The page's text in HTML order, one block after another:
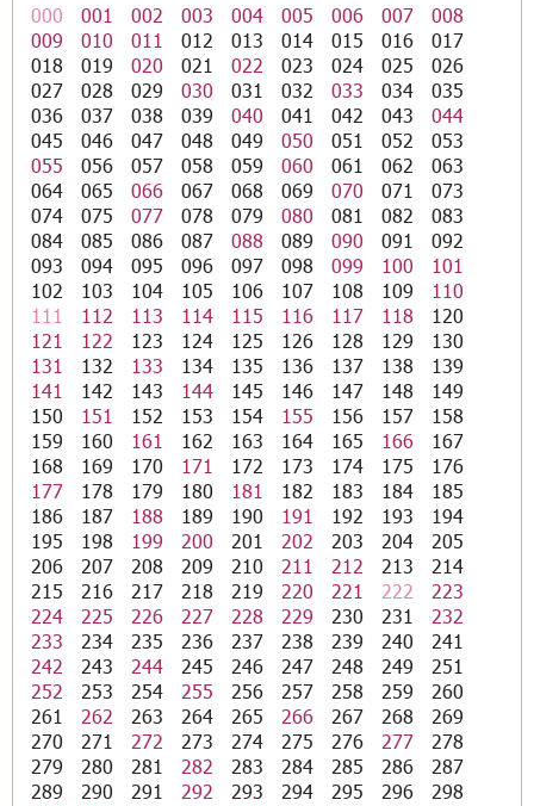
000
001 002 003 004 005 006 007
008
009
010 011 012 013 014 015 016
017
018
019 020 021 022 023 024 025
026
027
028 029 030 031 032 033 034
035
036
037 038 039 040 041 042 043
044
045
046 047 048 049 050 051 052
053
055
056 057 058 059 060 061 062
063
064
065 066 067 068 069 070 071
073
074
075 077 078 079 080 081 082
083
084
085 086 087 088 089 090 091
092
093
094 095 096 097 098 099 100
101
102
103 104 105 106 107 108 109
110
111
112 113 114 115 116 117 118
120
121
122 123 124 125 126 128 129
130
131
132 133 134 135 136 137 138
139
141
142 143 144 145 146 147 148
149
150
151 152 153 154 155 156 157
158
159
160 161 162 163 164 165 166
167
168
169 170 171 172 173 174 175
176
177
178 179 180 181 182 183 184
185
186
187 188 189 190 191 192 193
194
195
198 199 200 201 202 203 204
205
206
207 208 209 210 211 212 213
214
215
216 217 218 219 220 221 222
223
224
225 226 227 228 229 230 231
232
233
234 235 236 237 238 239 240
241
242
243 244 245 246 247 248 249
251
252
253 254 255 256 257 258 259
260
261
262 263 264 265 266 267 268
269
270
271 272 273 274 275 276 277
278
279
280 281 282 283 284 285 286
287
289
290 291 292 293 294 295 296
298